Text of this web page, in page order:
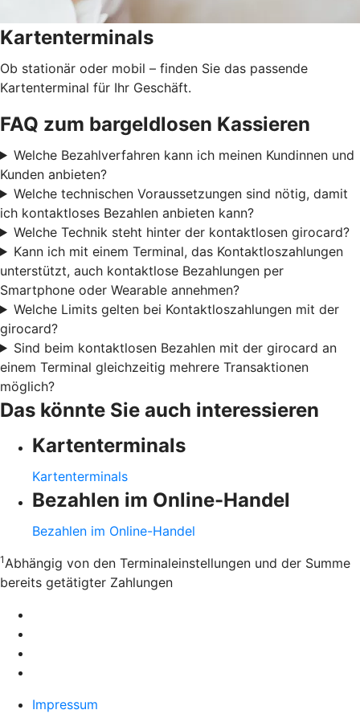
Kartenterminals
Ob stationär oder mobil – finden Sie das passende
Kartenterminal für Ihr Geschäft.
FAQ zum bargeldlosen Kassieren
Welche Bezahlverfahren kann ich meinen Kundinnen und
Kunden anbieten?
Welche technischen Voraussetzungen sind nötig, damit
ich kontaktloses Bezahlen anbieten kann?
Welche Technik steht hinter der kontaktlosen girocard?
Kann ich mit einem Terminal, das Kontaktloszahlungen
unterstützt, auch kontaktlose Bezahlungen per
Smartphone oder Wearable annehmen?
Welche Limits gelten bei Kontaktloszahlungen mit der
girocard?
Sind beim kontaktlosen Bezahlen mit der girocard an
einem Terminal gleichzeitig mehrere Transaktionen
möglich?
Das könnte Sie auch interessieren
Kartenterminals
Kartenterminals
Bezahlen im Online-Handel
Bezahlen im Online-Handel
1 Abhängig von den Terminaleinstellungen und der Summe
bereits getätigter Zahlungen
Impressum